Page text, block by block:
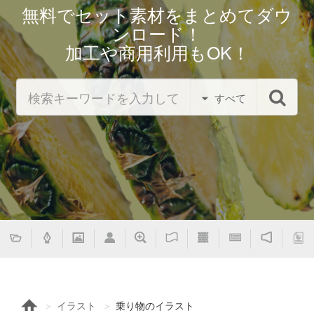
無料でセット素材をまとめてダウ
ンロード！
加工や商用利用もOK！
すべて
イラスト 乗り物のイラスト